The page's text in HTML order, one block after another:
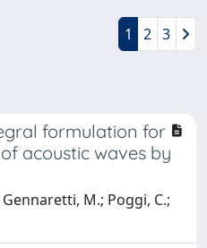
1 2 3
formulation for
acoustic waves by
M.; Poggi, C.;